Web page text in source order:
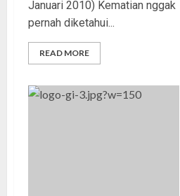
Januari 2010) Kematian nggak
pernah diketahui...
READ MORE